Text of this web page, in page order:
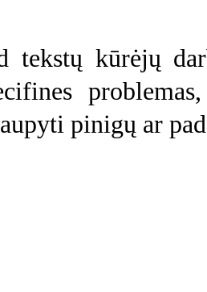
tekstų kūrėjų
pinigų ar